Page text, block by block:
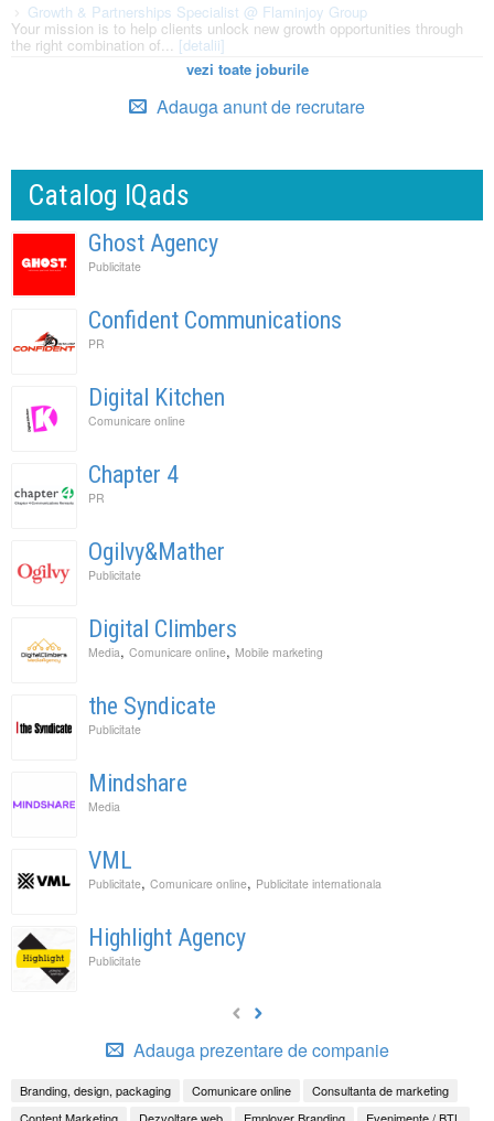
Growth & Partnerships Specialist @ Flaminjoy Group
Your mission is to help clients unlock new growth opportunities through
the right combination of... [detalii]
vezi toate joburile
Adauga anunt de recrutare
Catalog IQads
Ghost Agency
Publicitate
Confident Communications
PR
Digital Kitchen
Comunicare online
Chapter 4
PR
Ogilvy&Mather
Publicitate
Digital Climbers
Media, Comunicare online, Mobile marketing
the Syndicate
Publicitate
Mindshare
Media
VML
Publicitate, Comunicare online, Publicitate internationala
Highlight Agency
Publicitate
Adauga prezentare de companie
Branding, design, packaging Comunicare online
Consultanta de marketing